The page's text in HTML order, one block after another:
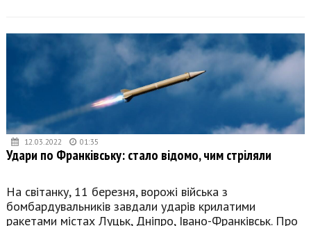
12.03.2022 01:35
Удари по Франківську: стало відомо, чим стріляли
На світанку, 11 березня, ворожі війська з
бомбардувальників завдали ударів крилатими
ракетами містах Луцьк, Дніпро, Івано-Франківськ. Про